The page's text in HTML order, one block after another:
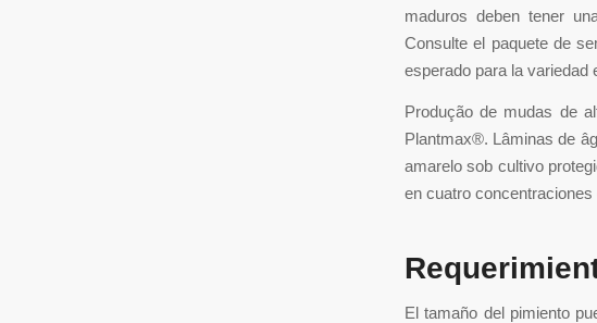
maduros deben tener
Consulte el paquete de
esperado para la variedad
Produção de mudas de
Plantmax®. Lâminas de
amarelo sob cultivo
en cuatro
El tamaño del pimiento